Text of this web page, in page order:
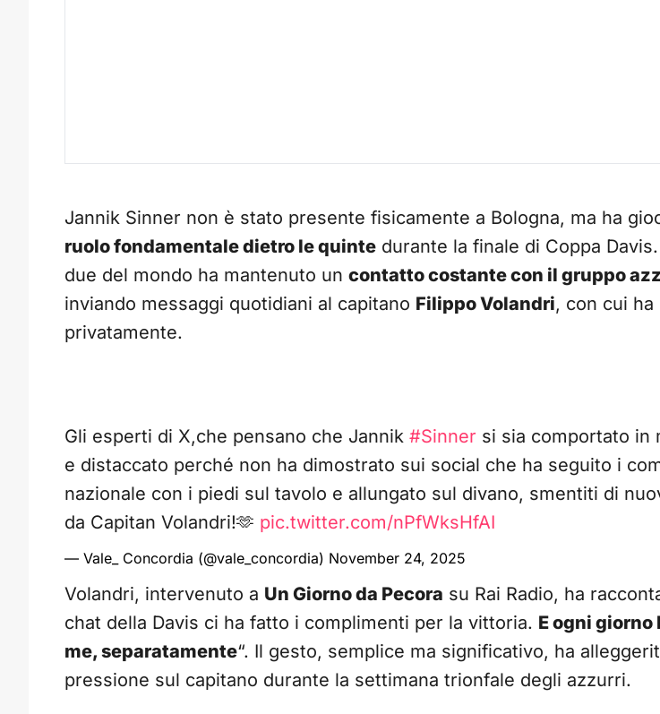
Jannik Sinner non è stato presente fisicamente a Bologna, ma ha
ruolo fondamentale dietro le quinte durante la finale di Coppa
due del mondo ha mantenuto un contatto costante con il gruppo
inviando messaggi quotidiani al capitano Filippo Volandri, con cui ha
privatamente.
Gli esperti di X,che pensano che Jannik #Sinner si sia comportato in
e distaccato perché non ha dimostrato sui social che ha seguito i
nazionale con i piedi sul tavolo e allungato sul divano, smentiti di
da Capitan Volandri!🫶 pic.twitter.com/nPfWksHfAI
— Vale_ Concordia (@vale_concordia) November 24, 2025
Volandri, intervenuto a Un Giorno da Pecora su Rai Radio, ha
chat della Davis ci ha fatto i complimenti per la vittoria. E ogni giorno
me, separatamente“. Il gesto, semplice ma significativo, ha
pressione sul capitano durante la settimana trionfale degli azzurri.